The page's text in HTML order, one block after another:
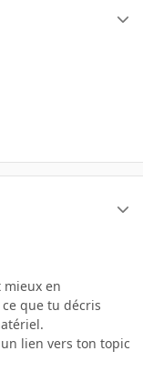
mieux en
que tu décris
lien vers ton topic